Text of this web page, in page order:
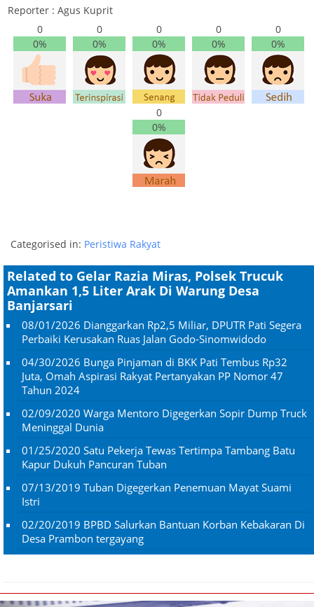
Reporter : Agus Kuprit
0
0%
0
0%
0
0%
0
0%
0
0%
0
0%
Categorised in: Peristiwa Rakyat
Related to Gelar Razia Miras, Polsek Trucuk
Amankan 1,5 Liter Arak Di Warung Desa
Banjarsari
08/01/2026 Dianggarkan Rp2,5 Miliar, DPUTR Pati Segera
Perbaiki Kerusakan Ruas Jalan Godo-Sinomwidodo
04/30/2026 Bunga Pinjaman di BKK Pati Tembus Rp32
Juta, Omah Aspirasi Rakyat Pertanyakan PP Nomor 47
Tahun 2024
02/09/2020 Warga Mentoro Digegerkan Sopir Dump Truck
Meninggal Dunia
01/25/2020 Satu Pekerja Tewas Tertimpa Tambang Batu
Kapur Dukuh Pancuran Tuban
07/13/2019 Tuban Digegerkan Penemuan Mayat Suami
Istri
02/20/2019 BPBD Salurkan Bantuan Korban Kebakaran Di
Desa Prambon tergayang